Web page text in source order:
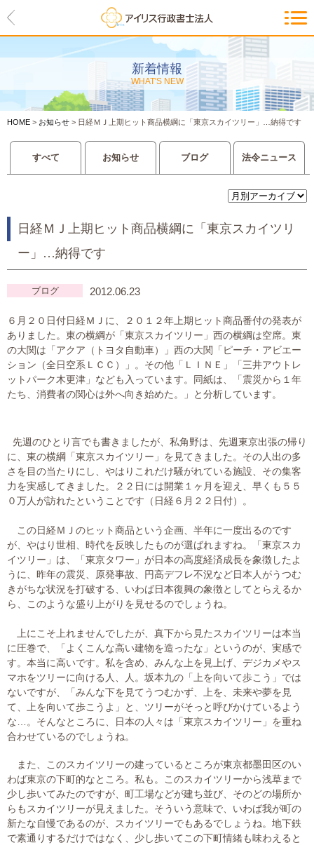
新着情報
WHAT'S NEW
HOME > お知らせ > 日経ＭＪ上期ヒット商品横綱に「東京スカイツリー」…納得です
すべて お知らせ ブログ 法令ニュース
日経ＭＪ上期ヒット商品横綱に「東京スカイツリ
ー」…納得です
ブログ 2012.06.23
６月２０日付日経ＭＪに、２０１２年上期ヒット商品番付の発表が
ありました。東の横綱が「東京スカイツリー」西の横綱は空席。東
の大関は「アクア（トヨタ自動車）」西の大関「ピーチ・アビエー
ション（全日空系ＬＣＣ）」。その他「ＬＩＮＥ」「三井アウトレ
ットパーク木更津」なども入っています。同紙は、「震災から１年
たち、消費者の関心は外へ向き始めた。」と分析しています。
先週のひとり言でも書きましたが、私角野は、先週東京出張の帰り
に、東の横綱「東京スカイツリー」を見てきました。その人出の多
さを目の当たりにし、やはりこれだけ騒がれている施設、その集客
力を実感してきました。２２日には開業１ヶ月を迎え、早くも５５
０万人が訪れたということです（日経６月２２日付）。
この日経ＭＪのヒット商品という企画、半年に一度出るのです
が、やはり世相、時代を反映したものが選ばれますね。「東京スカ
イツリー」は、「東京タワー」が日本の高度経済成長を象徴したよ
うに、昨年の震災、原発事故、円高デフレ不況など日本人がうつむ
きがちな状況を打破する、いわば日本復興の象徴としてとらえるか
ら、このような盛り上がりを見せるのでしょうね。
上にこそ上れませんでしたが、真下から見たスカイツリーは本当
に圧巻で、「よくこんな高い建物を造ったな」というのが、実感で
す。本当に高いです。私を含め、みんな上を見上げ、デジカメやス
マホをツリーに向ける人、人。坂本九の「上を向いて歩こう」では
ないですが、「みんな下を見てうつむかず、上を、未来や夢を見
て、上を向いて歩こうよ」と、ツリーがそっと呼びかけているよう
な…。そんなところに、日本の人々は「東京スカイツリー」を重ね
合わせているのでしょうね。
また、このスカイツリーの建っているところが東京都墨田区のい
わば東京の下町的なところ。私も。このスカイツリーから浅草まで
少し歩いてみたのですが、町工場などが建ち並び、そのどの場所か
らもスカイツリーが見えました。そういう意味で、いわば我が町の
新たな自慢であるのが、スカイツリーでもあるでしょうね。地下鉄
で素通りするだけではなく、少し歩いてこの下町情緒も味わえると
HOME
アイリスの紹介
代表ご挨拶・経営理念・アイリス
のお約束
会社概要・アクセスマップ
サービス一覧
入管等外国人各種手続き
建設業許可申請
大切な書類作成サポート
その他各種手続き
費用の目安
お客様の声
よくあるご質問
採用情報・パートナー募集
新着情報
お問い合わせ
プライバシーポリシー
06-6889-6018
営業時間: 9：00～18：009：00～18：00